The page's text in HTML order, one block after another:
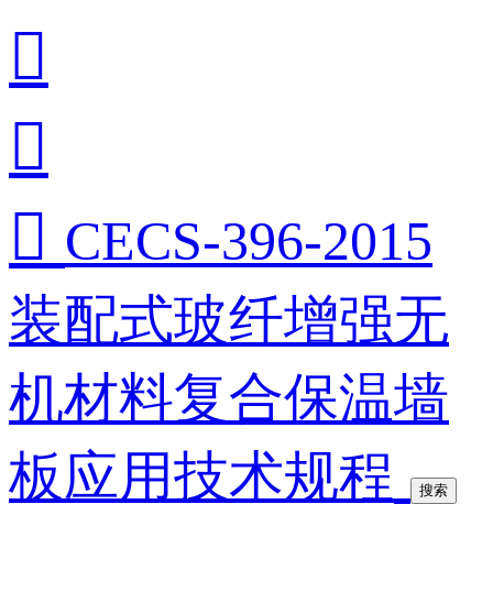


 CECS-396-2015
装配式玻纤增强无
机材料复合保温墙
板应用技术规程
搜索